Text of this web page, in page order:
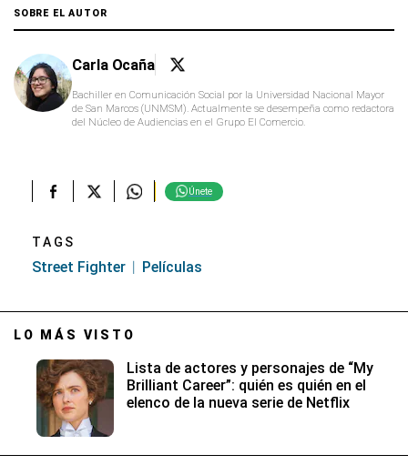
SOBRE EL AUTOR
Carla Ocaña
Bachiller en Comunicación Social por la Universidad Nacional Mayor
de San Marcos (UNMSM). Actualmente se desempeña como redactora
del Núcleo de Audiencias en el Grupo El Comercio.
Únete
TAGS
Street Fighter Películas
LO MÁS VISTO
Lista de actores y personajes de “My
Brilliant Career”: quién es quién en el
elenco de la nueva serie de Netflix